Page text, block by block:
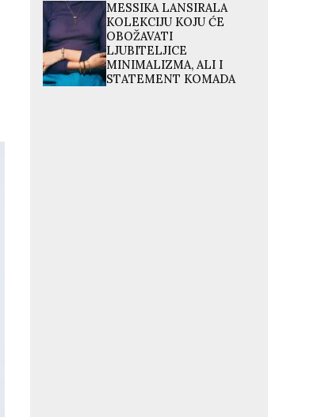
MESSIKA LANSIRALA
KOLEKCIJU KOJU ĆE
OBOŽAVATI
LJUBITELJICE
MINIMALIZMA, ALI I
STATEMENT KOMADA